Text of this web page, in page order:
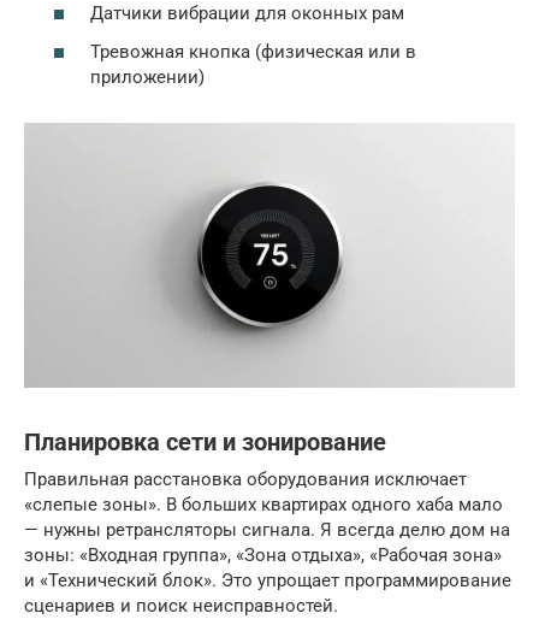
Датчики вибрации для оконных рам
Тревожная кнопка (физическая или в
приложении)
Планировка сети и зонирование
Правильная расстановка оборудования исключает
«слепые зоны». В больших квартирах одного хаба мало
— нужны ретрансляторы сигнала. Я всегда делю дом на
зоны: «Входная группа», «Зона отдыха», «Рабочая зона»
и «Технический блок». Это упрощает программирование
сценариев и поиск неисправностей.